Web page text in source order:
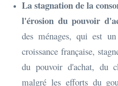
La stagnation de la
l'érosion du pouvoir
des ménages, qui est
croissance française,
du pouvoir d'achat, du
malgré les efforts du